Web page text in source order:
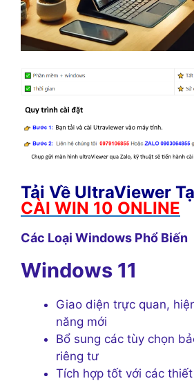
Tải Về UltraViewer
CÀI WIN 10 ONLINE
Các Loại Windows Phổ Biến
Windows 11
Giao diện trực quan,
năng mới
Bổ sung các tùy chọn
riêng tư
Tích hợp tốt với các